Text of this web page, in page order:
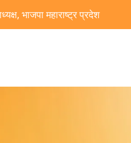
भाजपा महाराष्ट्र प्रदेश